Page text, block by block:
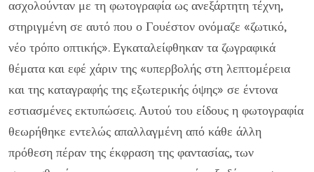
ασχολούνταν με τη φωτογραφία ως ανεξάρτητη τέχνη,
στηριγμένη σε αυτό που ο Γουέστον ονόμαζε «ζωτικό,
νέο τρόπο οπτικής». Εγκαταλείφθηκαν τα ζωγραφικά
θέματα και εφέ χάριν της «υπερβολής στη λεπτομέρεια
και της καταγραφής της εξωτερικής όψης» σε έντονα
εστιασμένες εκτυπώσεις. Αυτού του είδους η φωτογραφία
θεωρήθηκε εντελώς απαλλαγμένη από κάθε άλλη
πρόθεση πέραν της έκφραση της φαντασίας, των